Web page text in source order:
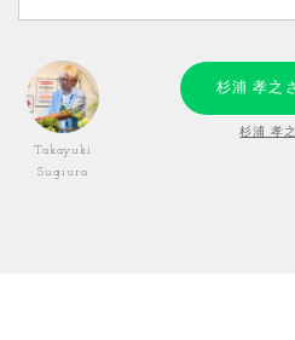
Takayuki
Sugiura
杉浦 孝之
杉浦 孝